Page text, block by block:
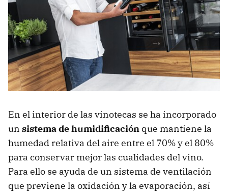
En el interior de las vinotecas se ha incorporado
un sistema de humidificación que mantiene la
humedad relativa del aire entre el 70% y el 80%
para conservar mejor las cualidades del vino.
Para ello se ayuda de un sistema de ventilación
que previene la oxidación y la evaporación, así